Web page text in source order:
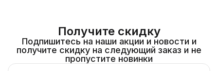
Получите скидку
Подпишитесь на наши акции и новости и
получите скидку на следующий заказ и не
пропустите новинки